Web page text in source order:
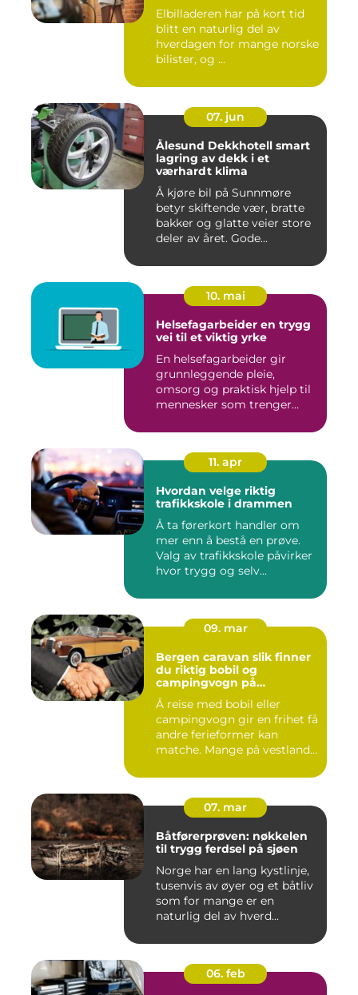
Elbilladeren har på kort tid
blitt en naturlig del av
hverdagen for mange norske
bilister, og ...
07. jun
Ålesund Dekkhotell smart
lagring av dekk i et
værhardt klima
Å kjøre bil på Sunnmøre
betyr skiftende vær, bratte
bakker og glatte veier store
deler av året. Gode...
10. mai
Helsefagarbeider en trygg
vei til et viktig yrke
En helsefagarbeider gir
grunnleggende pleie,
omsorg og praktisk hjelp til
mennesker som trenger
11. apr
Hvordan velge riktig
trafikkskole i drammen
Å ta førerkort handler om
mer enn å bestå en prøve.
Valg av trafikkskole påvirker
hvor trygg og selv...
09. mar
Bergen caravan slik finner
du riktig bobil og
campingvogn på
vestlandet
Å reise med bobil eller
campingvogn gir en frihet få
andre ferieformer kan
matche. Mange på vestland...
07. mar
Båtførerprøven: nøkkelen
til trygg ferdsel på sjøen
Norge har en lang kystlinje,
tusenvis av øyer og et båtliv
som for mange er en
naturlig del av hverd...
06. feb